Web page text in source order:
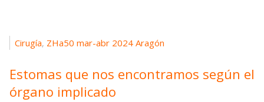
Cirugía, ZHa50 mar-abr 2024 Aragón
Estomas que nos encontramos según el
órgano implicado